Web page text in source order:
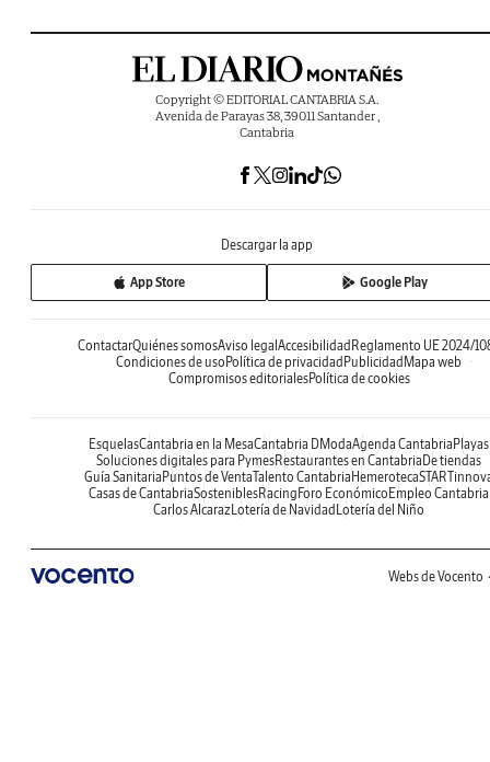
Copyright © EDITORIAL CANTABRIA S.A.
Avenida de Parayas 38, 39011 Santander ,
Cantabria
Descargar la app
App Store Google Play
ContactarQuiénes somosAviso legal Accesibilidad Reglamento UE 2024/
Condiciones de uso Política de privacidad Publicidad Mapa web
Compromisos editorialesPolítica de cookies
EsquelasCantabria en la MesaCantabria DModaAgenda Cantabria Playas
Soluciones digitales para PymesRestaurantes en Cantabria De tiendas
Guía Sanitaria Puntos de VentaTalento Cantabria Hemeroteca
Casas de CantabriaSosteniblesRacing Foro Económico Empleo Cantabria
Carlos Alcaraz Lotería de Navidad Lotería del Niño
Webs de Vocento